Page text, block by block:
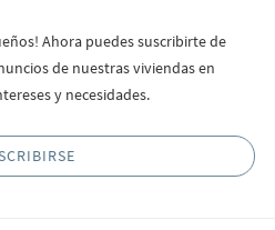
Ahora puedes suscribirte de
de nuestras viviendas en
y necesidades.